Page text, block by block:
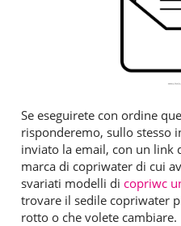
Se eseguirete con ordine
risponderemo, sullo stesso
inviato la email, con un link
marca di copriwater di cui
svariati modelli di copriwc
trovare il sedile copriwater
rotto o che volete cambiare.